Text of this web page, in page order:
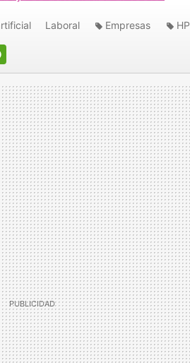
Laboral Empresas HP